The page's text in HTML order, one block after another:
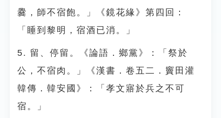
爨，師不宿飽。」《鏡花緣》第四回：
「睡到黎明，宿酒已消。」
5. 留、停留。《論語．鄉黨》：「祭於
公，不宿肉。」《漢書．卷五二．竇田灌
韓傳．韓安國》：「孝文寤於兵之不可
宿。」